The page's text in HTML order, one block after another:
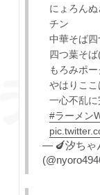
にょろん
チン
中華そば
四つ葉そ
もろみポ
やはりこ
一心不乱に
#ラーメン
— 🍆汐ちゃ